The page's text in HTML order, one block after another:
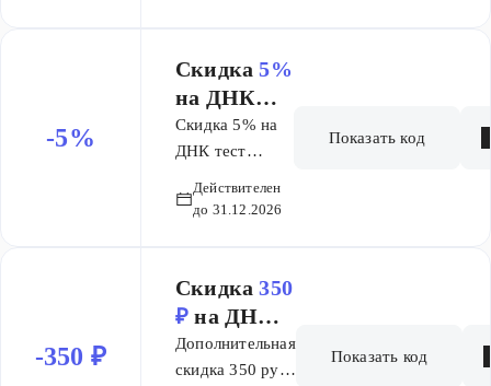
-5%
​Скидка 5%
на ДНК
тест
Происхожд
ение
Скидка 5% на
ДНК тест
Действителен
до 31.12.2026
Показать код
-350 ₽
Скидка 350
₽на ДНК
тест
Полный
Дополнительная
скидка 350 руб.
Показать код